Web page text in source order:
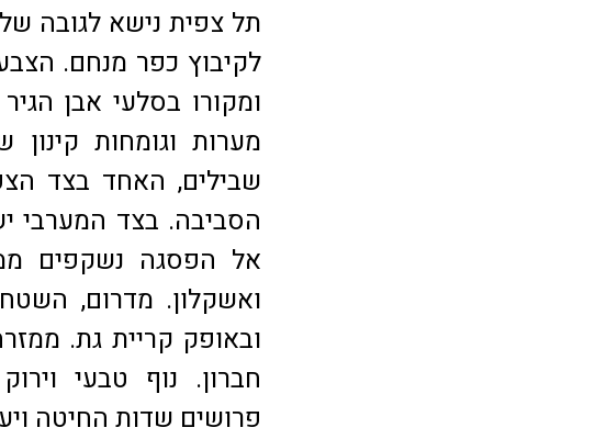
לקיבוץ כפר מנחם.
ומקורו בסלעי אבן
מערות וגומחות
שבילים, האחד בצד
הסביבה. בצד המערבי
אל הפסגה נשקפים
ואשקלון. מדרום,
ובאופק קריית גת.
חברון. נוף טבעי
פרושים שדות החיטה